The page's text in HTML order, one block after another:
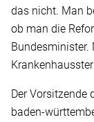
das nicht. Man
ob man die
Der Vorsitzende
baden-